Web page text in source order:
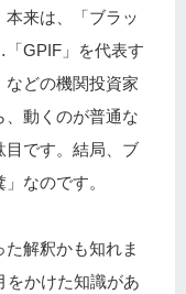
来は、「ブラッ
GPIF」を代表す
などの機関投資家
、動くのが普通な
目です。結局、ブ
なのです。
解釈かも知れま
をかけた知識があ